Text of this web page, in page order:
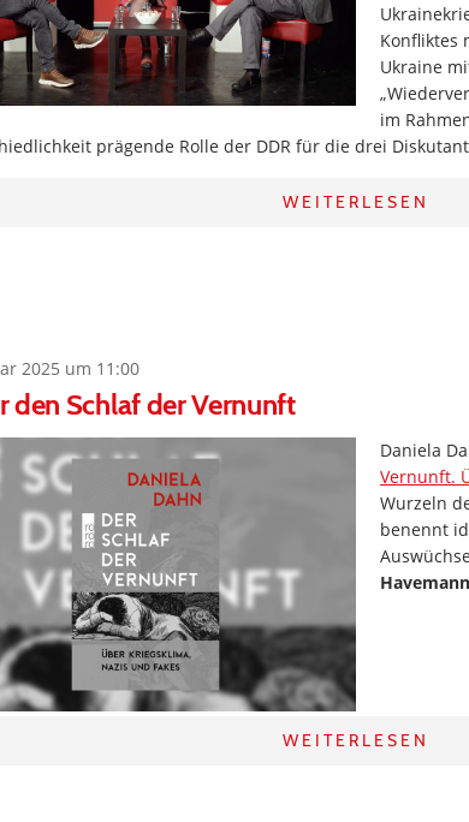
Konfliktes
Ukraine
im
prägende Rolle der DDR für die drei
WEITERLESEN
2025 um 11:00
den Schlaf der Vernunft
Daniela
Vernunft.
Wurzeln
benennt
Havemann
WEITERLESEN